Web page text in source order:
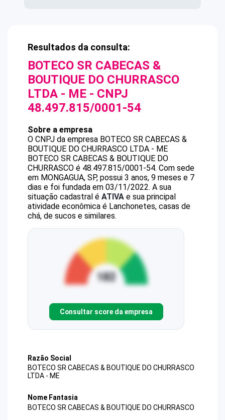
Resultados da consulta:
BOTECO SR CABECAS &
BOUTIQUE DO CHURRASCO
LTDA - ME - CNPJ
48.497.815/0001-54
Sobre a empresa
O CNPJ da empresa BOTECO SR CABECAS &
BOUTIQUE DO CHURRASCO LTDA - ME
BOTECO SR CABECAS & BOUTIQUE DO
CHURRASCO é 48.497.815/0001-54. Com sede
em MONGAGUA, SP, possui 3 anos, 9 meses e 7
dias e foi fundada em 03/11/2022. A sua
situação cadastral é ATIVA e sua principal
atividade econômica é Lanchonetes, casas de
chá, de sucos e similares.
Consultar score da empresa
Razão Social
BOTECO SR CABECAS & BOUTIQUE DO CHURRASCO
LTDA - ME
Nome Fantasia
BOTECO SR CABECAS & BOUTIQUE DO CHURRASCO